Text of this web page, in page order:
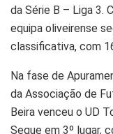
da Série B – Liga 3.
equipa oliveirense
classificativa, com
Na fase de
da Associação de
Beira venceu o UD
Segue em 3º lugar,